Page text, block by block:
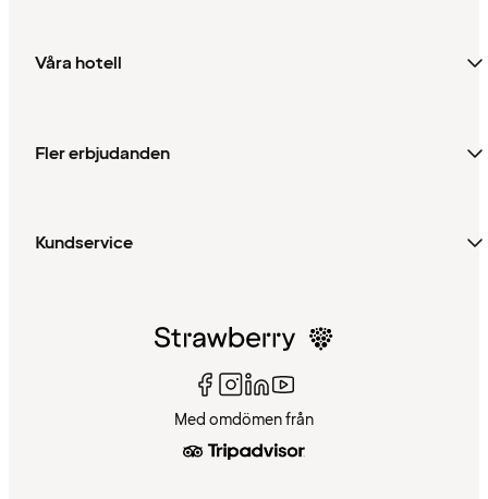
Våra hotell
Fler erbjudanden
Kundservice
Med omdömen från